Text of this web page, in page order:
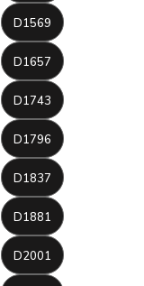
D1569
D1657
D1743
D1796
D1837
D1881
D2001